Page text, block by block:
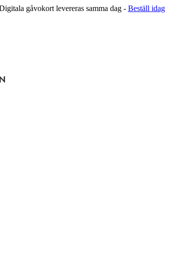
gåvokort levereras samma dag - Beställ idag